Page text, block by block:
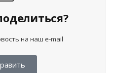
на наш e-mail